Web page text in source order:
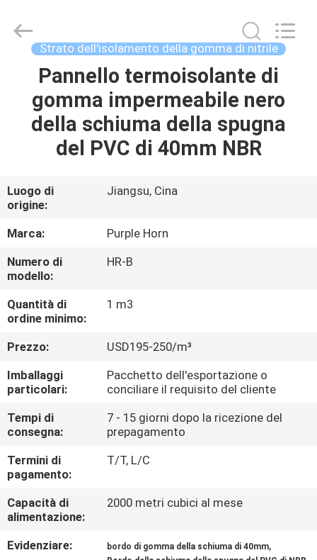
CASA
PRODOTTI
NOI
GIRO
DELLA
FABBRICA
CONTROLLO
DI
QUALITÀ
CONTATTICI
BLOG
RICHIEDA
UNA
Commerce Strato dell'isolamento della gomma di nitrile
Pannello termoisolante di
gomma impermeabile nero
della schiuma della spugna
del PVC di 40mm NBR
Luogo di
origine:
Jiangsu, Cina
Marca:
Purple Horn
Numero di
modello:
HR-B
Quantità di
ordine minimo:
1 m3
Prezzo:
USD195-250/m³
Imballaggi
particolari:
Pacchetto dell'esportazione o
conciliare il requisito del cliente
Tempi di
consegna:
7 - 15 giorni dopo la ricezione del
prepagamento
Termini di
pagamento:
T/T, L/C
Capacità di
alimentazione:
2000 metri cubici al mese
Evidenziare: bordo di gomma della schiuma di 40mm,